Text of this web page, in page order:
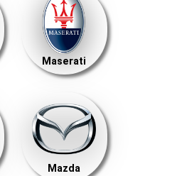
Maserati
Mazda